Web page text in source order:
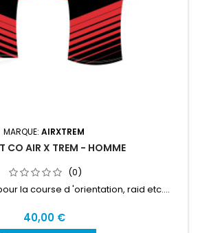
MARQUE: AIRXTREM
CO AIR X TREM - HOMME
(0)
la course d 'orientation, raid etc....
40,00 €